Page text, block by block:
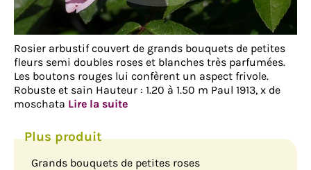
Rosier arbustif couvert de grands bouquets de petites
fleurs semi doubles roses et blanches très parfumées.
Les boutons rouges lui confèrent un aspect frivole.
Robuste et sain Hauteur : 1.20 à 1.50 m Paul 1913, x de
moschata Lire la suite
Grands bouquets de petites roses